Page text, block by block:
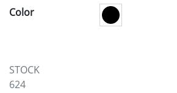
Color
STOCK
624